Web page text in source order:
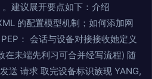
建议展开要点如下：介绍
的配置模型机制；如何添加网
： 会话与设备对接接收她定义
在未端先利习可合并经写流程) 随
送 请求 取完设备标识族现 YANG,